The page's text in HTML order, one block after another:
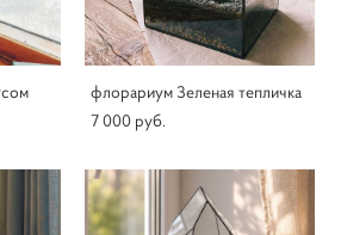
флорариум Зеленая тепличка
7 000 pуб.